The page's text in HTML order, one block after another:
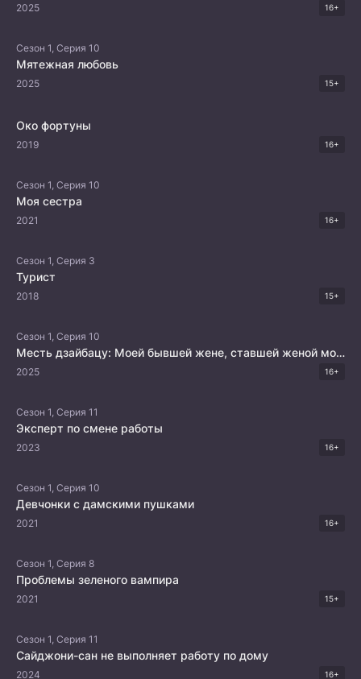
2025 16+
Сезон 1, Серия 10
Мятежная любовь
2025 15+
Око фортуны
2019 16+
Сезон 1, Серия 10
Моя сестра
2021 16+
Сезон 1, Серия 3
Турист
2018 15+
Сезон 1, Серия 10
Месть дзайбацу: Моей бывшей жене, ставшей женой моего брата
2025 16+
Сезон 1, Серия 11
Эксперт по смене работы
2023 16+
Сезон 1, Серия 10
Девчонки с дамскими пушками
2021 16+
Сезон 1, Серия 8
Проблемы зеленого вампира
2021 15+
Сезон 1, Серия 11
Сайджони-сан не выполняет работу по дому
2024 16+